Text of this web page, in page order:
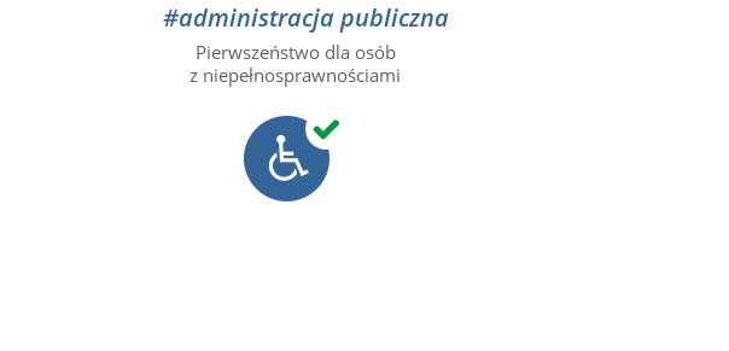
#administracja publiczna
Pierwszeństwo dla osób
z niepełnosprawnościami